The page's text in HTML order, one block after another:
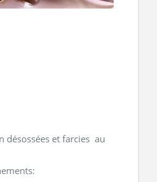
désossées et farcies au